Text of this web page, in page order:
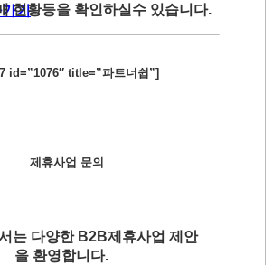
기
현황등을 확인하실수 있습니다.
id=”1076″ title=”파트너쉽”]
제휴사업 문의
는 다양한 B2B제휴사업 제안
을 환영합니다.